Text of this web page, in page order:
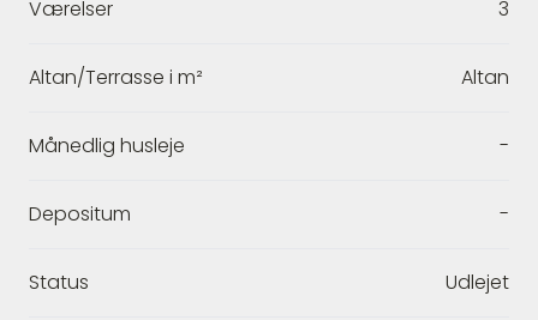
Værelser 3
Altan/Terrasse i m² Altan
Månedlig husleje -
Depositum -
Status Udlejet